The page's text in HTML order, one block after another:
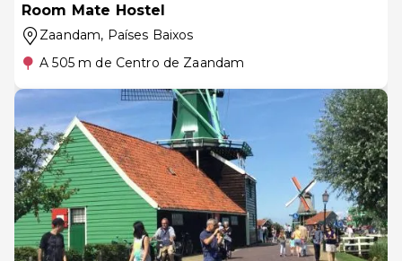
Room Mate Hostel
Zaandam, Países Baixos
A 505 m de Centro de Zaandam